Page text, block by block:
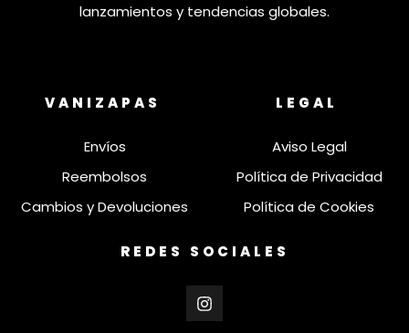
lanzamientos y tendencias globales.
VANIZAPAS
Envíos
Reembolsos
Cambios y Devoluciones
LEGAL
Aviso Legal
Política de Privacidad
Política de Cookies
REDES SOCIALES